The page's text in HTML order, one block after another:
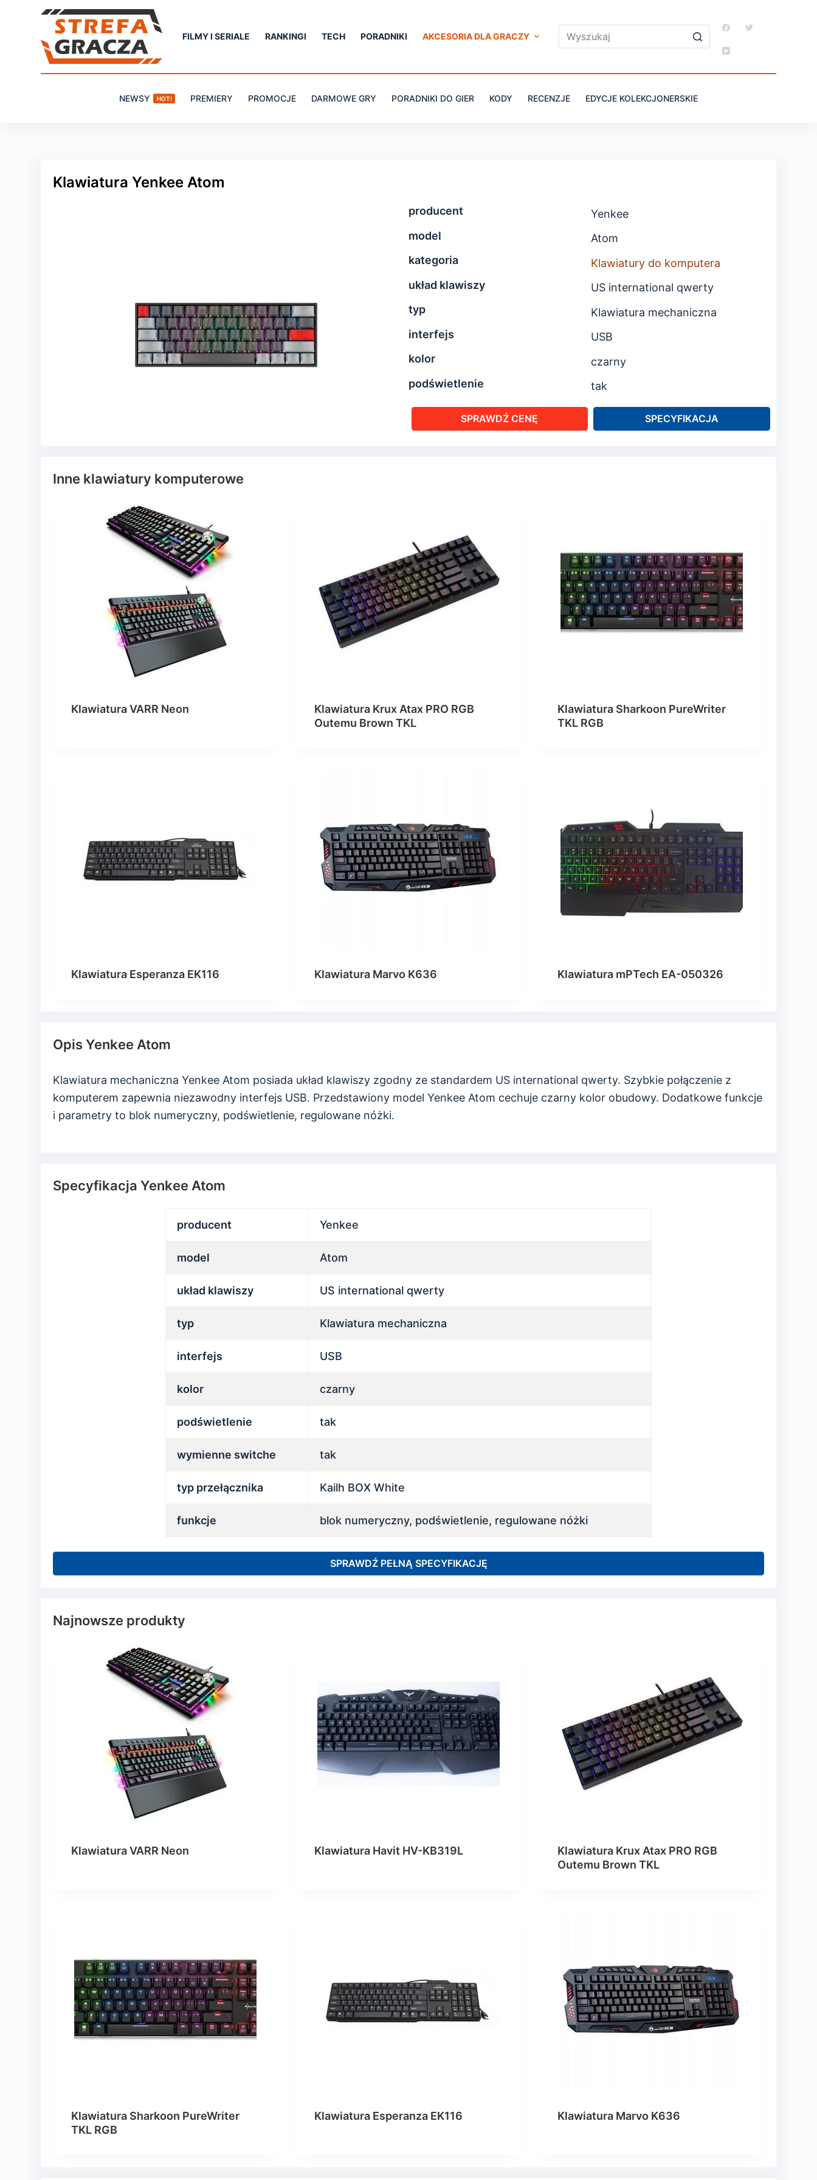
FILMY I SERIALE RANKINGI TECH PORADNIKI AKCESORIA DLA GRACZY
NEWSY HOT! PREMIERY PROMOCJE DARMOWE GRY PORADNIKI DO GIER KODY RECENZJE EDYCJE KOLEKCJONERSKIE
Klawiatura Yenkee Atom
producent
Yenkee
model
Atom
kategoria
Klawiatury do komputera
układ klawiszy
US international qwerty
typ
Klawiatura mechaniczna
interfejs
USB
kolor
czarny
podświetlenie
tak
SPRAWDŹ CENĘ SPECYFIKACJA
Inne klawiatury komputerowe
Klawiatura VARR Neon
Klawiatura Krux Atax PRO RGB
Outemu Brown TKL
Klawiatura Sharkoon PureWriter
TKL RGB
Klawiatura Esperanza EK116 Klawiatura Marvo K636 Klawiatura mPTech EA-050326
Opis Yenkee Atom
Klawiatura mechaniczna Yenkee Atom posiada układ klawiszy zgodny ze standardem US international qwerty. Szybkie połączenie z
komputerem zapewnia niezawodny interfejs USB. Przedstawiony model Yenkee Atom cechuje czarny kolor obudowy. Dodatkowe funkcje
i parametry to blok numeryczny, podświetlenie, regulowane nóżki.
Specyfikacja Yenkee Atom
producent Yenkee
model Atom
układ klawiszy US international qwerty
typ Klawiatura mechaniczna
interfejs USB
kolor czarny
podświetlenie tak
wymienne switche tak
typ przełącznika Kailh BOX White
funkcje blok numeryczny, podświetlenie, regulowane nóżki
SPRAWDŹ PEŁNĄ SPECYFIKACJĘ
Najnowsze produkty
Klawiatura VARR Neon Klawiatura Havit HV-KB319L
Klawiatura Krux Atax PRO RGB
Outemu Brown TKL
Klawiatura Sharkoon PureWriter
TKL RGB
Klawiatura Esperanza EK116 Klawiatura Marvo K636